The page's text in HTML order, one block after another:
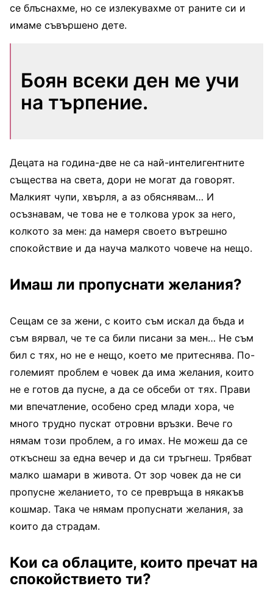
се блъснахме, но се излекувахме от раните си и
имаме съвършено дете.
Боян всеки ден ме учи
на търпение.
Децата на година-две не са най-интелигентните
същества на света, дори не могат да говорят.
Малкият чупи, хвърля, а аз обяснявам… И
осъзнавам, че това не е толкова урок за него,
колкото за мен: да намеря своето вътрешно
спокойствие и да науча малкото човече на нещо.
Имаш ли пропуснати желания?
Сещам се за жени, с които съм искал да бъда и
съм вярвал, че те са били писани за мен… Не съм
бил с тях, но не е нещо, което ме притеснява. По-
големият проблем е човек да има желания, които
не е готов да пусне, а да се обсеби от тях. Прави
ми впечатление, особено сред млади хора, че
много трудно пускат отровни връзки. Вече го
нямам този проблем, а го имах. Не можеш да се
откъснеш за една вечер и да си тръгнеш. Трябват
малко шамари в живота. От зор човек да не си
пропусне желанието, то се превръща в някакъв
кошмар. Така че нямам пропуснати желания, за
които да страдам.
Кои са облаците, които пречат на
спокойствието ти?